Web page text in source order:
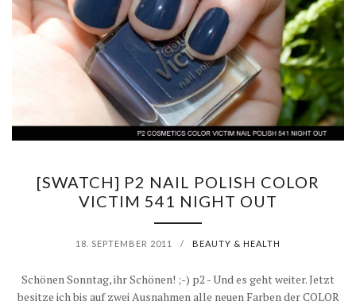
[SWATCH] P2 NAIL POLISH COLOR
VICTIM 541 NIGHT OUT
18. SEPTEMBER 2011 / BEAUTY & HEALTH
Schönen Sonntag, ihr Schönen! ;-) p2 - Und es geht weiter. Jetzt
besitze ich bis auf zwei Ausnahmen alle neuen Farben der COLOR